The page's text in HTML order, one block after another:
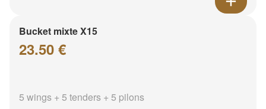
Bucket mixte X15
23.50 €
5 wings + 5 tenders + 5 pilons